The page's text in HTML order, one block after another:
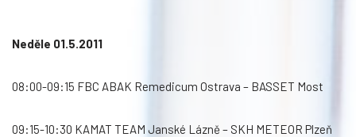
Neděle 01.5.2011
08:00-09:15 FBC ABAK Remedicum Ostrava – BASSET Most
09:15-10:30 KAMAT TEAM Janské Lázně – SKH METEOR Plzeň